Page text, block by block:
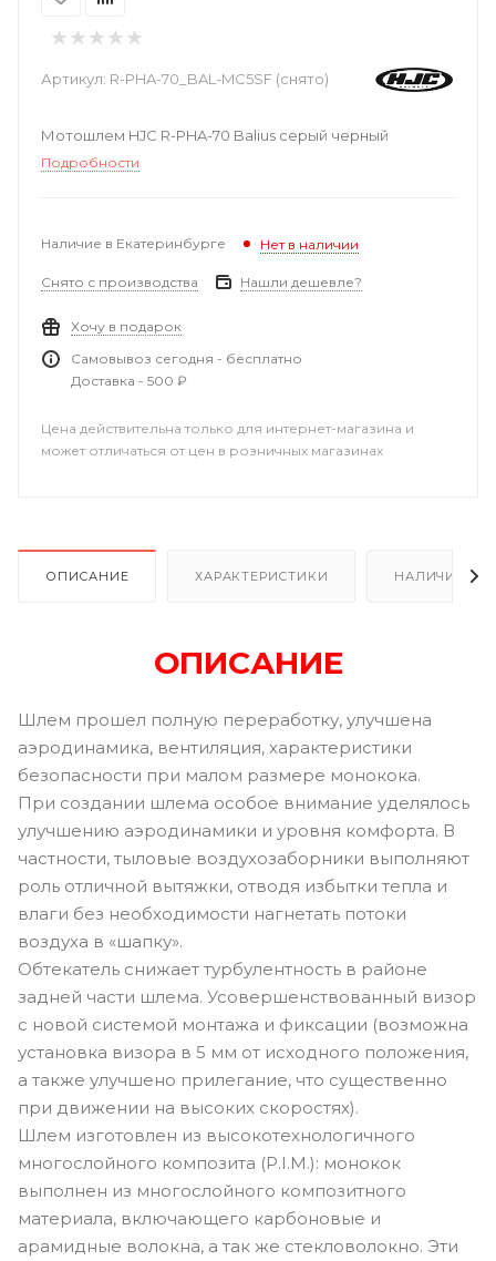
Артикул: R-PHA-70_BAL-MC5SF (снято)
Мотошлем HJC R-PHA-70 Balius серый черный
Подробности
Наличие в Екатеринбурге Нет в наличии
Снято с производства Нашли дешевле?
Хочу в подарок
Самовывоз сегодня - бесплатно
Доставка - 500 ₽
Цена действительна только для интернет-магазина и
может отличаться от цен в розничных магазинах
ОПИСАНИЕ ХАРАКТЕРИСТИКИ НАЛИЧИЕ В
ОПИСАНИЕ
Шлем прошел полную переработку, улучшена
аэродинамика, вентиляция, характеристики
безопасности при малом размере монокока.
При создании шлема особое внимание уделялось
улучшению аэродинамики и уровня комфорта. В
частности, тыловые воздухозаборники выполняют
роль отличной вытяжки, отводя избытки тепла и
влаги без необходимости нагнетать потоки
воздуха в «шапку».
Обтекатель снижает турбулентность в районе
задней части шлема. Усовершенствованный визор
с новой системой монтажа и фиксации (возможна
установка визора в 5 мм от исходного положения,
а также улучшено прилегание, что существенно
при движении на высоких скоростях).
Шлем изготовлен из высокотехнологичного
многослойного композита (P.I.M.): монокок
выполнен из многослойного композитного
материала, включающего карбоновые и
арамидные волокна, а так же стекловолокно. Эти